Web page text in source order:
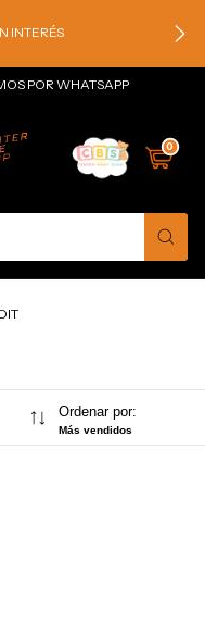
INTERÉS
POR WHATSAPP
0
Ordenar por:
Más vendidos